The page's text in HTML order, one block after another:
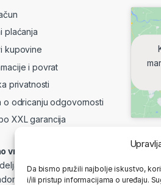
Da bismo pružili najbolje iskustvo,
i/ili pristup informacijama o uređaju.
plaćanja
kupovine
i povrat
privatnosti
o odricanju odgovornosti
XXL garancija
vrijeme
– Petak: 08-16 h
i praznicima: ne radimo